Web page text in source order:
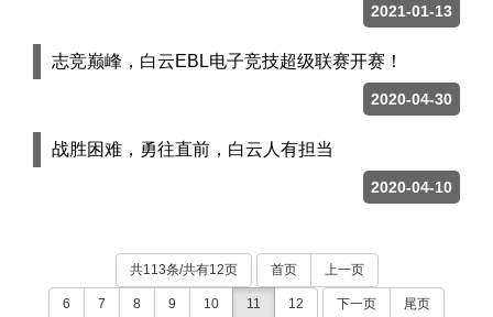
2021-01-13
志竞巅峰，白云EBL电子竞技超级联赛开赛！
2020-04-30
战胜困难，勇往直前，白云人有担当
2020-04-10
共113条/共有12页 首页 上一页
6 7 8 9 10 11 12 下一页 尾页